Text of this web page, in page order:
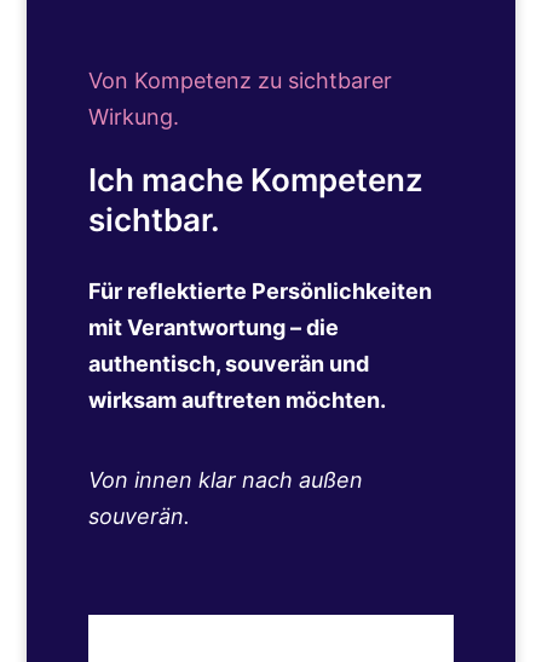
Von Kompetenz zu sichtbarer
Wirkung.
Ich mache Kompetenz
sichtbar.
Für reflektierte Persönlichkeiten
mit Verantwortung – die
authentisch, souverän und
wirksam auftreten möchten.
Von innen klar nach außen
souverän.